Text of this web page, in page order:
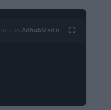
Ad hubMedia